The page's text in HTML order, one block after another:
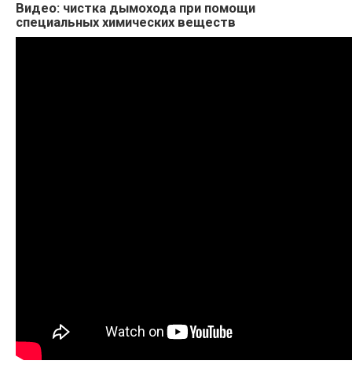
Видео: чистка дымохода при помощи
специальных химических веществ